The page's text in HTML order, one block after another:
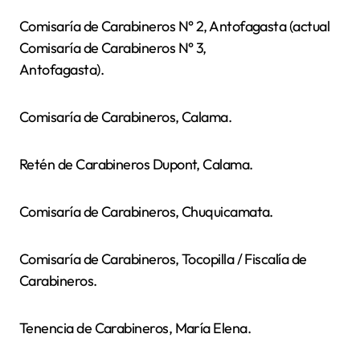
Comisaría de Carabineros N° 2, Antofagasta (actual
Comisaría de Carabineros N° 3,
Antofagasta).
Comisaría de Carabineros, Calama.
Retén de Carabineros Dupont, Calama.
Comisaría de Carabineros, Chuquicamata.
Comisaría de Carabineros, Tocopilla / Fiscalía de
Carabineros.
Tenencia de Carabineros, María Elena.